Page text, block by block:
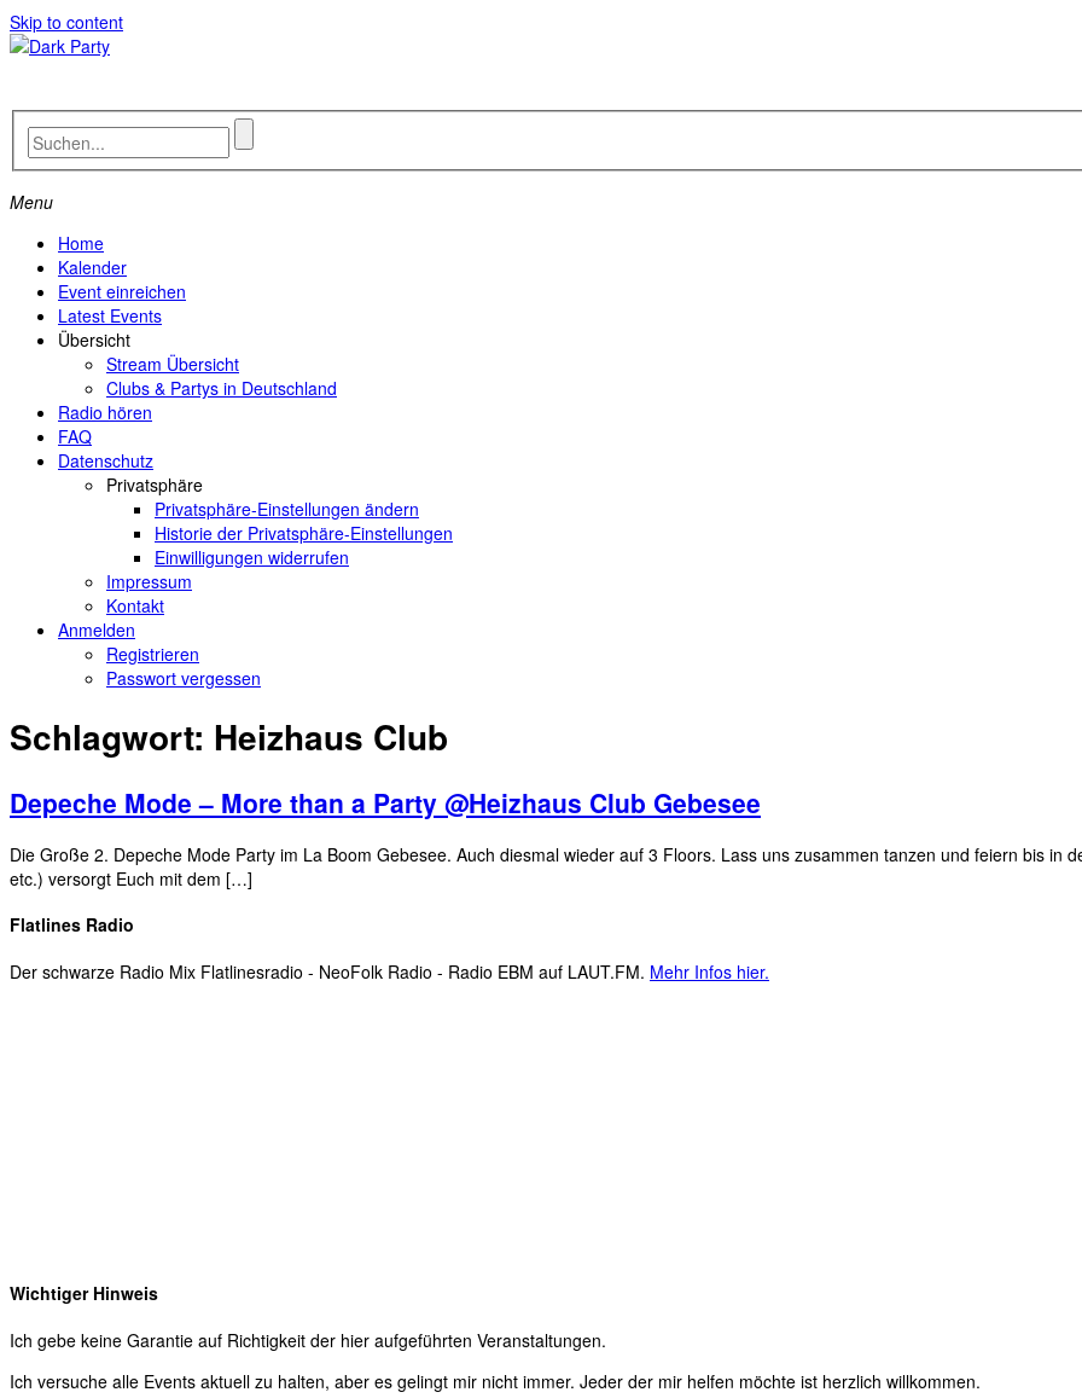
Skip to content
Menu
Home
Kalender
Event einreichen
Latest Events
Übersicht
Stream Übersicht
Clubs & Partys in Deutschland
Radio hören
FAQ
Datenschutz
Privatsphäre
Privatsphäre-Einstellungen ändern
Historie der Privatsphäre-Einstellungen
Einwilligungen widerrufen
Impressum
Kontakt
Anmelden
Registrieren
Passwort vergessen
Schlagwort: Heizhaus Club
Depeche Mode – More than a Party @Heizhaus Club Gebesee
Die Große 2. Depeche Mode Party im La Boom Gebesee. Auch diesmal wieder auf 3 Floors. Lass uns zusammen tanzen und feiern bis in
etc.) versorgt Euch mit dem […]
Flatlines Radio
Der schwarze Radio Mix Flatlinesradio - NeoFolk Radio - Radio EBM auf LAUT.FM. Mehr Infos hier.
Wichtiger Hinweis
Ich gebe keine Garantie auf Richtigkeit der hier aufgeführten Veranstaltungen.
Ich versuche alle Events aktuell zu halten, aber es gelingt mir nicht immer. Jeder der mir helfen möchte ist herzlich willkommen.